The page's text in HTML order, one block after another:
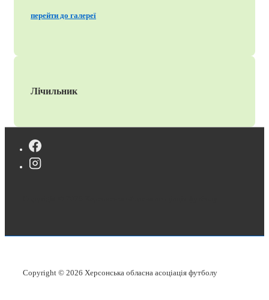
перейти до галереї
Лічильник
Copyright © 2026 Херсонська обласна асоціація футболу